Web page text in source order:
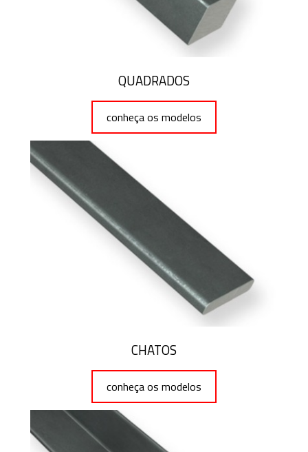
QUADRADOS
conheça os modelos
CHATOS
conheça os modelos